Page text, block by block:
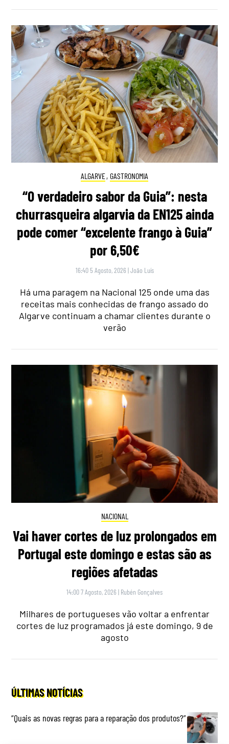
ALGARVE, GASTRONOMIA
“O verdadeiro sabor da Guia”: nesta
churrasqueira algarvia da EN125 ainda
pode comer “excelente frango à Guia”
por 6,50€
16:40 5 Agosto, 2026 |João Luís
Há uma paragem na Nacional 125 onde uma das
receitas mais conhecidas de frango assado do
Algarve continuam a chamar clientes durante o
verão
NACIONAL
Vai haver cortes de luz prolongados em
Portugal este domingo e estas são as
regiões afetadas
14:00 7 Agosto, 2026 | Rubén Gonçalves
Milhares de portugueses vão voltar a enfrentar
cortes de luz programados já este domingo, 9 de
agosto
ÚLTIMAS NOTÍCIAS
“Quais as novas regras para a reparação dos produtos?”